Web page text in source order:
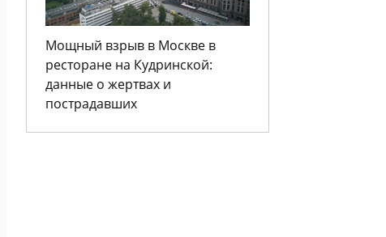
Мощный взрыв в Москве в
ресторане на Кудринской:
данные о жертвах и
пострадавших